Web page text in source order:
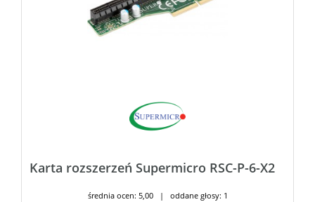
Karta rozszerzeń Supermicro RSC-P-6-X2
średnia ocen: 5,00 | oddane głosy: 1